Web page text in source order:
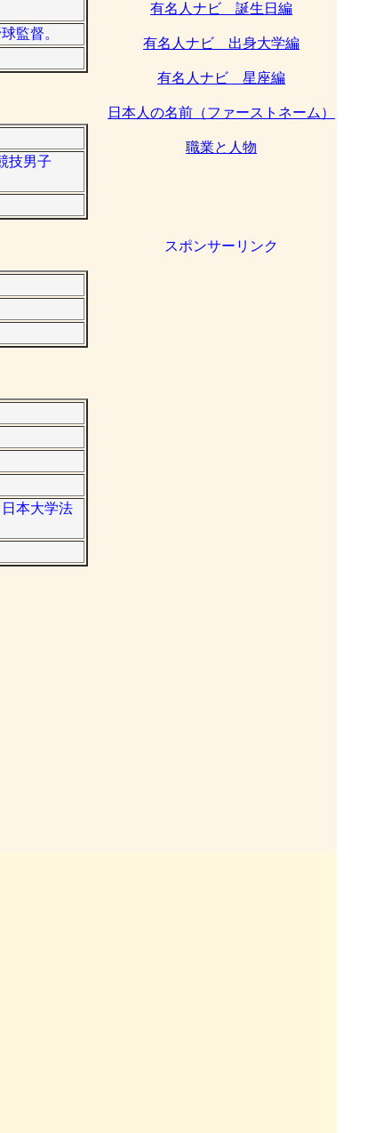
監督。
技男子
本大学法
有名人ナビ 誕生日編
有名人ナビ 出身大学編
有名人ナビ 星座編
日本人の名前（ファーストネーム）
職業と人物
スポンサーリンク